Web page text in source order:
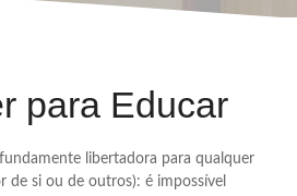
para Educar
libertadora para qualquer
de si ou de outros): é impossível